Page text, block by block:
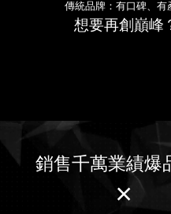
傳統品牌：有口碑、有
想要再創巔峰
銷售千萬業績爆
＋